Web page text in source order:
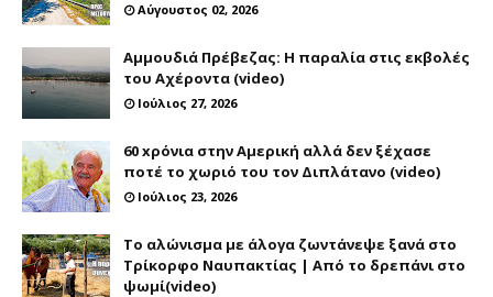
Αύγουστος 02, 2026
Αμμουδιά Πρέβεζας: Η παραλία στις εκβολές
του Αχέροντα (video)
Ιούλιος 27, 2026
60 xρόνια στην Αμερική αλλά δεν ξέχασε
ποτέ το χωριό του τον Διπλάτανο (video)
Ιούλιος 23, 2026
Το αλώνισμα με άλογα ζωντάνεψε ξανά στο
Τρίκορφο Ναυπακτίας | Από το δρεπάνι στο
ψωμί(video)